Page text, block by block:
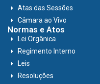
Atas das Sessões
Câmara ao Vivo
Normas e Atos
Lei Orgânica
Regimento Interno
Leis
Resoluções